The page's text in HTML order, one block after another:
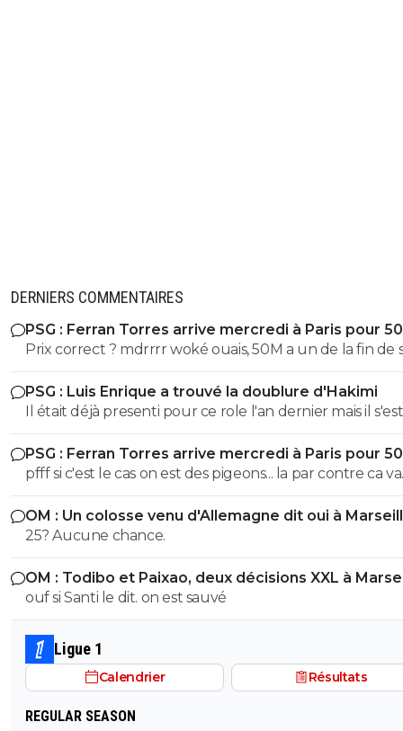
DERNIERS COMMENTAIRES
PSG : Ferran Torres arrive mercredi à Paris pour
Prix correct ? mdrrrr woké ouais, 50M a un de la fin de
contrat, la blague, venez pas pleurer quand je
sur Godts
PSG : Luis Enrique a trouvé la doublure d'Hakimi
Il était déjà presenti pour ce role l'an dernier mais il
l'épaule en juin 2025 avec l'EDF et ça a pourri sa 1ere
de saison. Espérons que ça colle cette fois ci
PSG : Ferran Torres arrive mercredi à Paris pour
pfff si c'est le cas on est des pigeons... la par contre ca va
choquer personne ? On galere a mettre 10M de plus sur
Godts tout le monde m'explique "gneuh gneuh c'est
normal on veut pas surpayer" alors qu'on joue les
10M pres. Mais un mec remplacant au Barca dans la derniere
année de son contrat et qui a flop a city, mettre 50M
eux ils otn eu Adeymi pour 29M on va vouloir me faire
la pillule que c'est bien ? et allez vous faire foutre C'est
Kroupi Jr qu'il fallait putain !
OM : Un colosse venu d'Allemagne dit oui à
25? Aucune chance.
OM : Todibo et Paixao, deux décisions XXL à
ouf si Santi le dit. on est sauvé
Ligue 1
Calendrier Résultats
REGULAR SEASON